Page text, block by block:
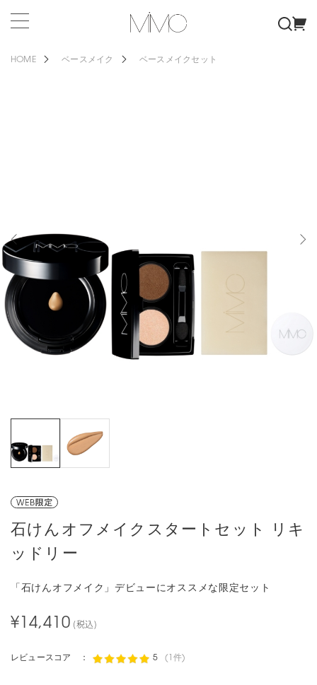
HOME ベースメイク ベースメイクセット
石けんオフメイクスタートセット リキ
ッドリー
「石けんオフメイク」デビューにオススメな限定セット
¥14,410 (税込)
レビュースコア ： 5 (1件)